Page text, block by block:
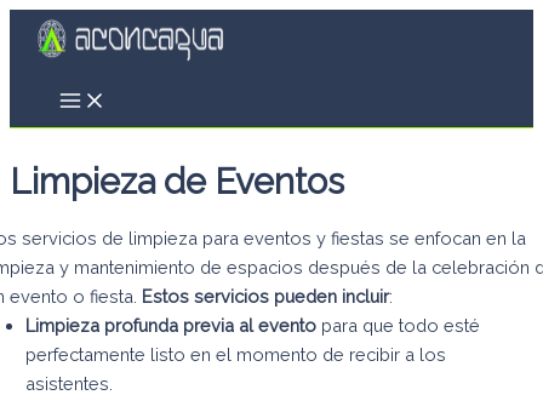
Main
Menu
Limpieza de Eventos
servicios de limpieza para eventos y fiestas se enfocan en la
y mantenimiento de espacios después de la celebración
evento o fiesta. Estos servicios pueden incluir:
Limpieza profunda previa al eventopara que todo esté
perfectamente listo en el momento de recibir a los
asistentes.